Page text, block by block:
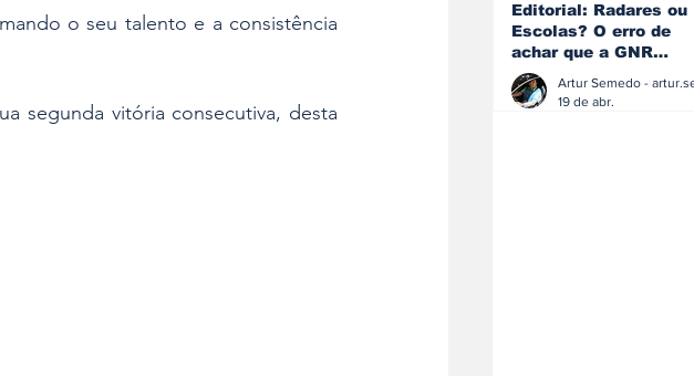
o seu talento e a consistência
segunda vitória consecutiva, desta
Editorial: Radares ou
Escolas? O erro de
achar que a GNR
resolve o que a
educação falhou
19 de abr.